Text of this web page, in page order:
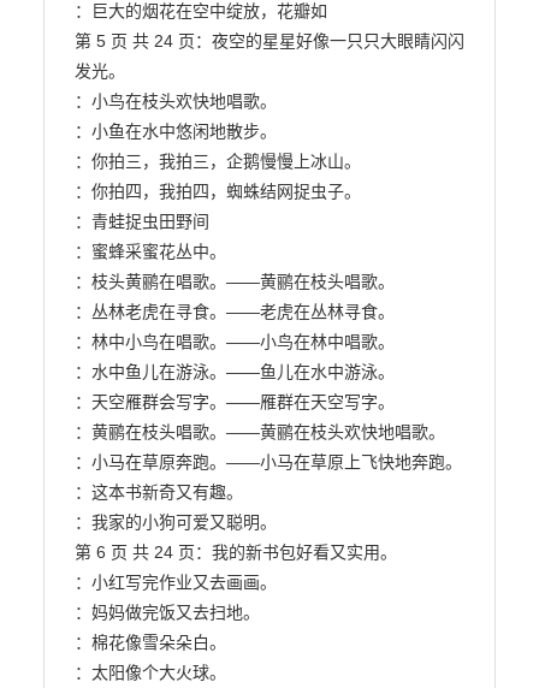
：巨大的烟花在空中绽放，花瓣如
第 5 页 共 24 页：夜空的星星好像一只只大眼睛闪闪
发光。
：小鸟在枝头欢快地唱歌。
：小鱼在水中悠闲地散步。
：你拍三，我拍三，企鹅慢慢上冰山。
：你拍四，我拍四，蜘蛛结网捉虫子。
：青蛙捉虫田野间
：蜜蜂采蜜花丛中。
：枝头黄鹂在唱歌。——黄鹂在枝头唱歌。
：丛林老虎在寻食。——老虎在丛林寻食。
：林中小鸟在唱歌。——小鸟在林中唱歌。
：水中鱼儿在游泳。——鱼儿在水中游泳。
：天空雁群会写字。——雁群在天空写字。
：黄鹂在枝头唱歌。——黄鹂在枝头欢快地唱歌。
：小马在草原奔跑。——小马在草原上飞快地奔跑。
：这本书新奇又有趣。
：我家的小狗可爱又聪明。
第 6 页 共 24 页：我的新书包好看又实用。
：小红写完作业又去画画。
：妈妈做完饭又去扫地。
：棉花像雪朵朵白。
：太阳像个大火球。